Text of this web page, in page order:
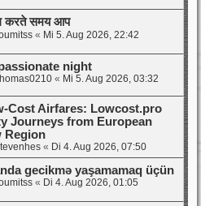
करते समय आप
« Mi 5. Aug 2026, 22:42
night
« Mi 5. Aug 2026, 03:32
Cost Airfares: Lowcost.pro
Journeys from European
Region
« Di 4. Aug 2026, 07:50
gecikmə yaşamamaq üçün
« Di 4. Aug 2026, 01:05